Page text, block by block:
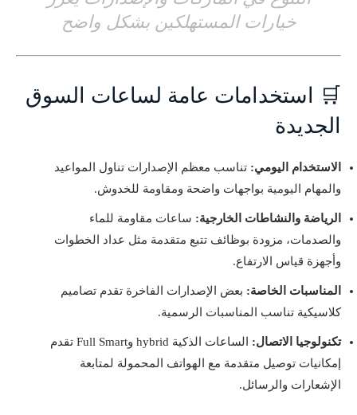
خيارات المستهلكين بشكل واضح
🛒 استخدامات عامة لساعات السوق
الجديدة
الاستخدام اليومي: تناسب معظم الإصدارات تناول المواعيد
والمهام اليومية بواجهات واضحة ومقاومة للخدوش.
الرياضة والنشاطات الخارجية: ساعات مقاومة للماء
والصدمات، مزودة بوظائف تتبع متقدمة مثل عداد الخطوات
وأجهزة قياس الارتفاع.
المناسبات الخاصة: بعض الإصدارات الفاخرة تقدم تصاميم
كلاسيكية تناسب المناسبات الرسمية.
تكنولوجيا الاتصال:
الساعات الذكية hybrid وFull Smart تقدم
إمكانيات توصيل متقدمة مع الهواتف المحمولة لمتابعة
الإشعارات والرسائل.